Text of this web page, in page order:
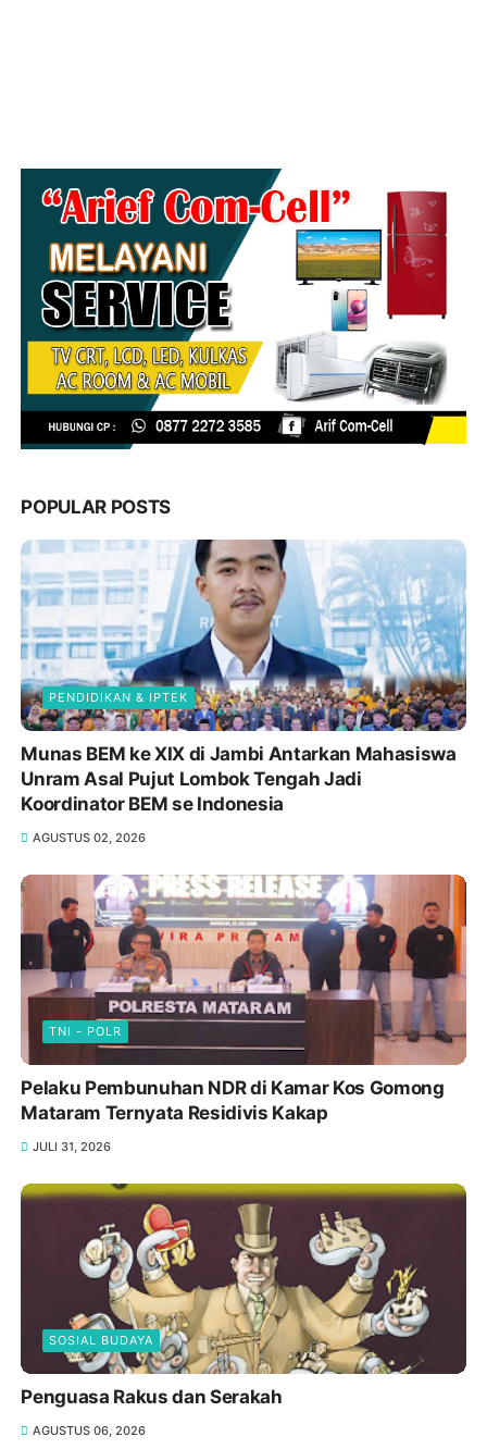
POPULAR POSTS
PENDIDIKAN & IPTEK
Munas BEM ke XIX di Jambi Antarkan Mahasiswa
Unram Asal Pujut Lombok Tengah Jadi
Koordinator BEM se Indonesia
AGUSTUS 02, 2026
TNI - POLR
Pelaku Pembunuhan NDR di Kamar Kos Gomong
Mataram Ternyata Residivis Kakap
JULI 31, 2026
SOSIAL BUDAYA
Penguasa Rakus dan Serakah
AGUSTUS 06, 2026